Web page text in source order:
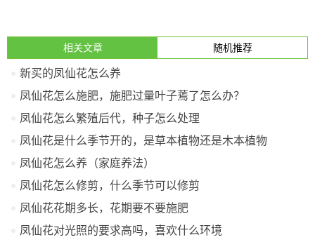
相关文章 随机推荐
新买的凤仙花怎么养
凤仙花怎么施肥，施肥过量叶子蔫了怎么办？
凤仙花怎么繁殖后代，种子怎么处理
凤仙花是什么季节开的，是草本植物还是木本植物
凤仙花怎么养（家庭养法）
凤仙花怎么修剪，什么季节可以修剪
凤仙花花期多长，花期要不要施肥
凤仙花对光照的要求高吗，喜欢什么环境